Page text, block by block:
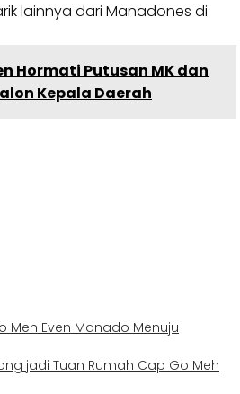
lainnya dari Manadones di
Hormati Putusan MK dan
Kepala Daerah
Meh Even Manado Menuju
jadi Tuan Rumah Cap Go Meh